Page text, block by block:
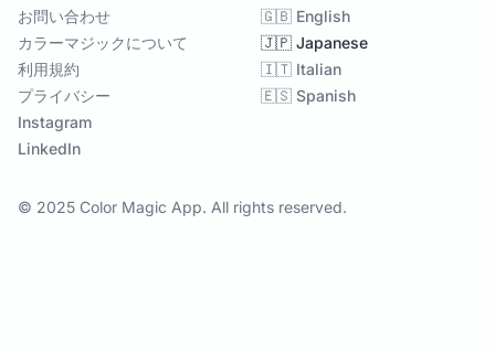
お問い合わせ
カラーマジックについて
利用規約
プライバシー
Instagram
LinkedIn
🇬🇧 English
🇯🇵 Japanese
🇮🇹 Italian
🇪🇸 Spanish
© 2025 Color Magic App. All rights reserved.